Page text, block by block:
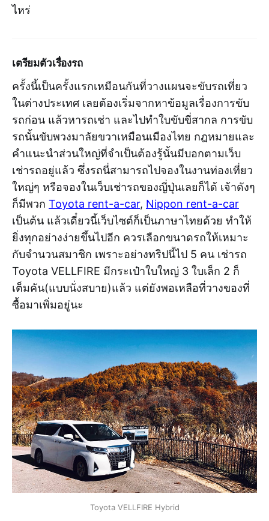
ไหร่
เตรียมตัวเรื่องรถ
ครั้งนี้เป็นครั้งแรกเหมือนกันที่วางแผนจะขับรถเที่ยว
ในต่างประเทศ เลยต้องเริ่มจากหาข้อมูลเรื่องการขับ
รถก่อน แล้วหารถเช่า และไปทำใบขับขี่สากล การขับ
รถนั้นขับพวงมาลัยขวาเหมือนเมืองไทย กฎหมายและ
คำแนะนำส่วนใหญ่ที่จำเป็นต้องรู้นั้นมีบอกตามเว็บ
เช่ารถอยู่แล้ว ซึ่งรถนี่สามารถไปจองในงานท่องเที่ยว
ใหญ่ๆ หรือจองในเว็บเช่ารถของญี่ปุ่นเลยก็ได้ เจ้าดังๆ
ก็มีพวก Toyota rent-a-car, Nippon rent-a-car
เป็นต้น แล้วเดี๋ยวนี้เว็บไซต์ก็เป็นภาษาไทยด้วย ทำให้
ยิ่งทุกอย่างง่ายขึ้นไปอีก ควรเลือกขนาดรถให้เหมาะ
กับจำนวนสมาชิก เพราะอย่างทริปนี้ไป 5 คน เช่ารถ
Toyota VELLFIRE มีกระเป๋าใบใหญ่ 3 ใบเล็ก 2 ก็
เต็มคัน(แบบนั่งสบาย)แล้ว แต่ยังพอเหลือที่วางของที่
ซื้อมาเพิ่มอยู่นะ
Toyota VELLFIRE Hybrid